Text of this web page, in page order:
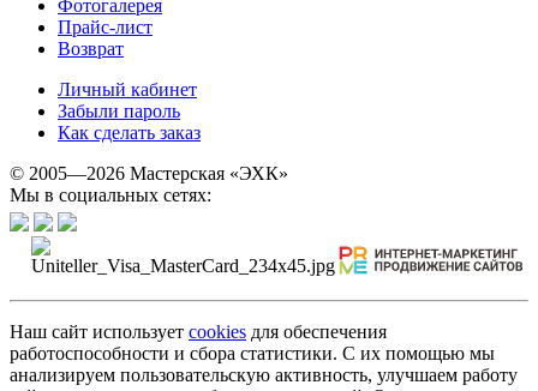
Фотогалерея
Прайс-лист
Возврат
Личный кабинет
Забыли пароль
Как сделать заказ
© 2005—2026 Мастерская «ЭХК»
Мы в социальных сетях:
Наш сайт использует cookies для обеспечения
работоспособности и сбора статистики. С их помощью мы
анализируем пользовательскую активность, улучшаем работу